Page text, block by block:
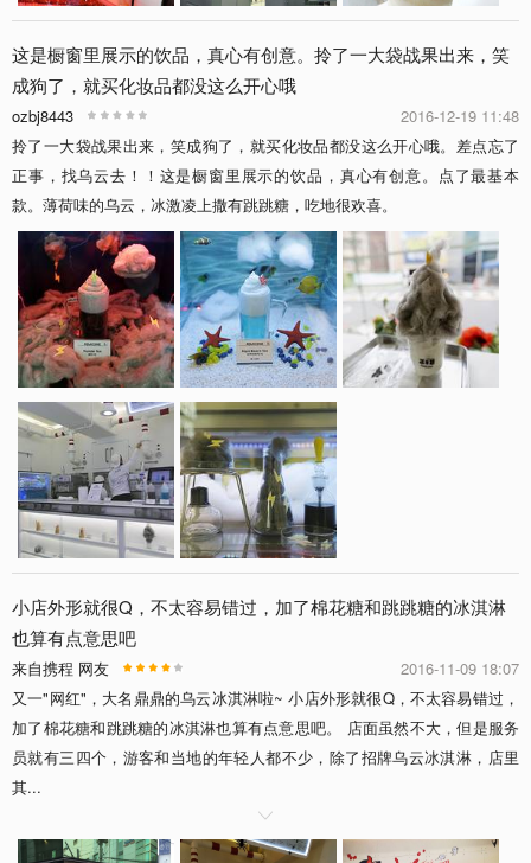
这是橱窗里展示的饮品，真心有创意。拎了一大袋战果出来，笑
成狗了，就买化妆品都没这么开心哦
2016-12-19 11:48
ozbj8443
拎了一大袋战果出来，笑成狗了，就买化妆品都没这么开心哦。差点忘了
正事，找乌云去！！这是橱窗里展示的饮品，真心有创意。点了最基本
款。薄荷味的乌云，冰激凌上撒有跳跳糖，吃地很欢喜。
小店外形就很Q，不太容易错过，加了棉花糖和跳跳糖的冰淇淋
也算有点意思吧
2016-11-09 18:07
来自携程 网友
又一"网红"，大名鼎鼎的乌云冰淇淋啦~ 小店外形就很Q，不太容易错过，
加了棉花糖和跳跳糖的冰淇淋也算有点意思吧。 店面虽然不大，但是服务
员就有三四个，游客和当地的年轻人都不少，除了招牌乌云冰淇淋，店里
其...
